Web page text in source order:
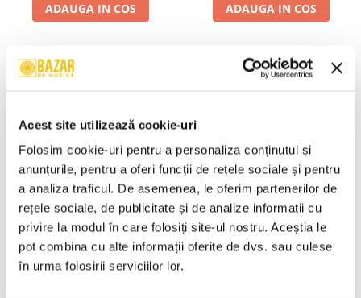
Acest site utilizează cookie-uri
Folosim cookie-uri pentru a personaliza conținutul și
anunțurile, pentru a oferi funcții de rețele sociale și pentru
a analiza traficul. De asemenea, le oferim partenerilor de
rețele sociale, de publicitate și de analize informații cu
privire la modul în care folosiți site-ul nostru. Aceștia le
pot combina cu alte informații oferite de dvs. sau culese
în urma folosirii serviciilor lor.
ADAUGA IN COS ADAUGA IN COS
Unknown Artist - Povești ,
(Casetă Audio)
ADAUGA IN COS
Genesis - We Can't Dance,
(CD)
R.E.M. - Monster , (CD)
29,99 Lei
ADAUGA IN COS
Irina Rimes – Origini , (Disc
Vinil)
250,00 Lei
ADAUGA IN COS